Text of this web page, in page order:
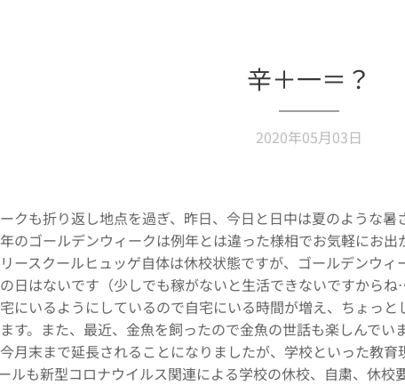
辛＋一＝？
2020年05月03日
クも折り返し地点を過ぎ、昨日、今日と日中は夏のような
のゴールデンウィークは例年とは違った様相でお気軽にお出
ースクールヒュッゲ自体は休校状態ですが、ゴールデンウ
日はないです（少しでも稼がないと生活できないですからね
にいるようにしているので自宅にいる時間が増え、ちょっ
す。また、最近、金魚を飼ったので金魚の世話も楽しんでいま
月末まで延長されることになりましたが、学校といった教
ルも新型コロナウイルス関連による学校の休校、自粛、休